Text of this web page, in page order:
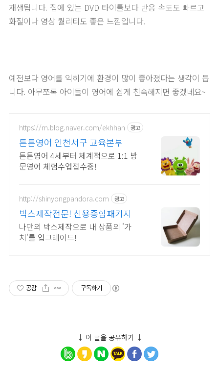
재생됩니다. 집에 있는 DVD 타이틀보다 반응 속도도 빠르고
화질이나 영상 퀄리티도 좋은 느낌입니다.
예전보다 영어를 익히기에 환경이 많이 좋아졌다는 생각이 듭
니다. 아무쪼록 아이들이 영어에 쉽게 친숙해지면 좋겠네요~
https://m.blog.naver.com/ekhhan 광고
튼튼영어 인천서구 교육본부
튼튼영어 4세부터 체계적으로 1:1 방
문영어 체험수업접수중!
http://shinyongpandora.com 광고
박스제작전문! 신용종합패키지
나만의 박스제작으로 내 상품의 '가
치'를 업그레이드!
공감 구독하기
↓ 이 글을 공유하기 ↓